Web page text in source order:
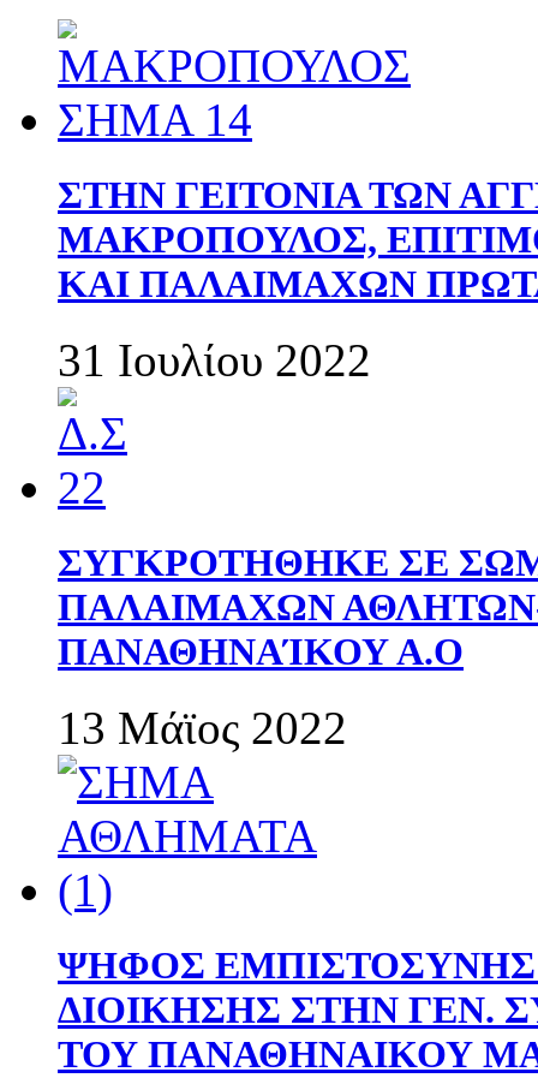
ΣΤΗΝ ΓΕΙΤΟΝΙΑ ΤΩΝ
ΜΑΚΡΟΠΟΥΛΟΣ,
ΚΑΙ ΠΑΛΑΙΜΑΧΩΝ
31 Ιουλίου 2022
ΣΥΓΚΡΟΤΗΘΗΚΕ ΣΕ
ΠΑΛΑΙΜΑΧΩΝ
ΠΑΝΑΘΗΝΑΊΚΟΥ Α.Ο
13 Μάϊος 2022
ΨΗΦΟΣ
ΔΙΟΙΚΗΣΗΣ ΣΤΗΝ ΓΕΝ.
ΤΟΥ ΠΑΝΑΘΗΝΑΙΚΟΥ